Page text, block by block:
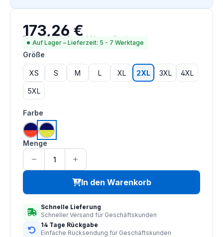
Regulärer Preis:
173,26 €
Preise inkl. MwSt. zzgl. Versandkosten
Auf Lager – Lieferzeit: 5 - 7 Werktage
Größe
XS S M L XL 2XL 3XL 4XL
5XL
Farbe
hi vis orange | navy
hi vis saturn gelb | navy
Menge
In den Warenkorb
Schnelle Lieferung
Schneller Versand für Geschäftskunden
14 Tage Rückgabe
Einfache Rücksendung für Geschäftskunden